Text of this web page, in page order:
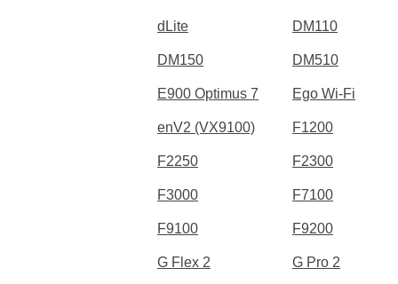
dLite DM110
DM150 DM510
E900 Optimus 7 Ego Wi-Fi
enV2 (VX9100) F1200
F2250 F2300
F3000 F7100
F9100 F9200
G Flex 2 G Pro 2